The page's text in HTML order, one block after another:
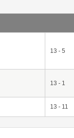
13 - 5
13 - 1
13 - 11